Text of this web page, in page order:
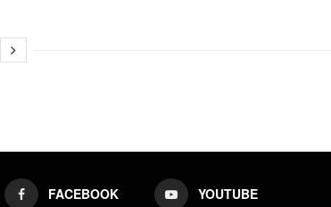
FACEBOOK YOUTUBE